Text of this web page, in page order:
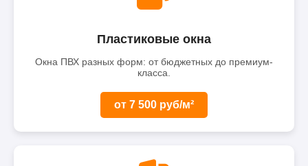
Пластиковые окна
Окна ПВХ разных форм: от бюджетных до премиум-
класса.
от 7 500 руб/м²